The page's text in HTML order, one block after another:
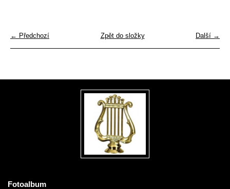
← Předchozí Další →
Zpět do složky
Fotoalbum